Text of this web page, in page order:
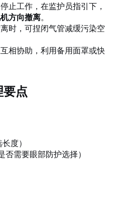
止工作，在监护员指引下，
方向撤离。
时，可捏闭气管减缓污染空
相协助，利用备用面罩或快
要点
度）
需要眼部防护选择）